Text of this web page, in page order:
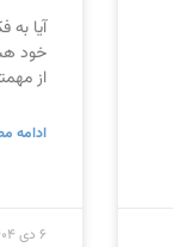
آیا به
خود
از
ادامه
۶ دی ۱۴۰۴